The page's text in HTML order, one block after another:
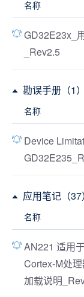
名称
GD32E23x_
_Rev2.5
勘误手册（1）
名称
Device
应用笔记（37）
名称
AN221 适用
Cortex-M处
加载说明